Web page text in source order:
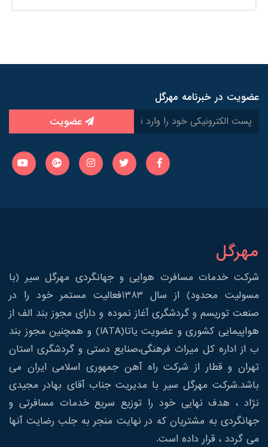
عضویت در خبرنامه مهرگل
عضویت
مهرگل
شرکت خدمات مسافرت هوایی و جهانگردی مهرگل سیر (با
مسولیت محدود) از سال 1383فعالیت مستمر خود را در
صنعت توریسم و گردشگری آغاز نموده و دارای مجوز بند الف از
هواپیمایی کشوری و عضویت یاتا(IATA) و همچنین مجوز بند
ب از اداره کل میراث فرهنگی،صنایع دستی و گردشگری استان
تهران و قطار از شرکت راه آهن جمهوری اسلامی ایران می
باشد.شرکت مهرگل سیر با مدیریت جناب آقای بهادر مجیدی
نژاد ، هدف نهایی خود را توزیع سریع خدمات مسافرتی و
جهانگردی به مشتریان که در نهایت منجر به جلب رضایت آنها
می گردد ، قرار داده است.